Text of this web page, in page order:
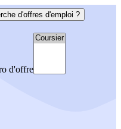
d'offres d'emploi ?
d'offre